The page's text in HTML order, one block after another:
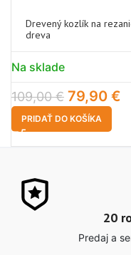
Drevený kozlík na
dreva
Na sklade
109,00€ 79,90 €
PRIDAŤ DO KOŠÍKA
20
Predaj a